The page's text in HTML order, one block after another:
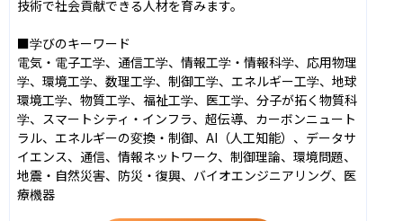
技術で社会貢献できる人材を育みます。
■学びのキーワード
電気・電子工学、通信工学、情報工学・情報科学、応用物理
学、環境工学、数理工学、制御工学、エネルギー工学、地球
環境工学、物質工学、福祉工学、医工学、分子が拓く物質科
学、スマートシティ・インフラ、超伝導、カーボンニュート
ラル、エネルギーの変換・制御、AI（人工知能）、データサ
イエンス、通信、情報ネットワーク、制御理論、環境問題、
地震・自然災害、防災・復興、バイオエンジニアリング、医
療機器